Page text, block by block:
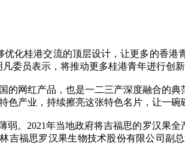
桂港交流的顶层设计，让更多的香港
委员表示，将推动更多桂港青年进行创新
网红产品，也是一二三产深度融合的典
产业，持续擦亮这张特色名片，让一
。2021年当地政府将吉福思的罗汉果
吉福思罗汉果生物技术股份有限公司